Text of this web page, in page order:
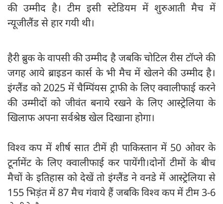
की उम्मीद है। टीम इसी स्टेडियम में शुरुआती मैच में
न्यूजीलैंड से हार गयी थी।
हैरी ब्रुक के वापसी की उम्मीद है जबकि चोटिल रीस टॉप्ले की
जगह आये ब्राइडन कार्स के भी मैच में खेलने की उम्मीद है।
इंग्लैंड को 2025 में चैम्पिंयस ट्राफी के लिए क्वालीफाई करने
की उम्मीदों को जीवंत बनाये रखने के लिए आस्ट्रेलिया के
खिलाफ अपना सर्वश्रेष्ठ खेल दिखाना होगा।
विश्व कप में शीर्ष सात टीमें ही पाकिस्तान में 50 ओवर के
टूर्नामेंट के लिए क्वालीफाई कर पायेंगी।दोनों टीमों के बीच
मैचों के इतिहास को देखें तो इंग्लैंड ने वनडे में आस्ट्रेलिया से
155 भिड़ंत में 87 मैच गंवाये हैं जबकि विश्व कप में टीम 3-6